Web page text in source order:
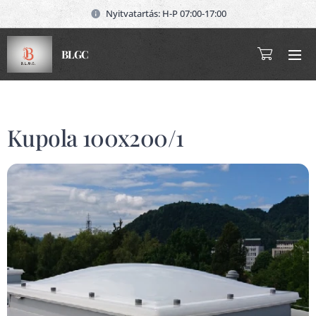
Nyitvatartás: H-P 07:00-17:00
BLGC
Kupola 100x200/1